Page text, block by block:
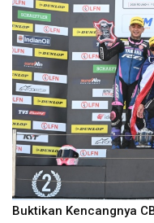
Buktikan Kencangnya